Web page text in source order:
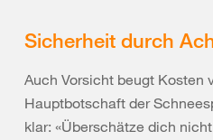
Sicherheit durch
Auch Vorsicht beugt Kosten
Hauptbotschaft der
klar: «Überschätze dich